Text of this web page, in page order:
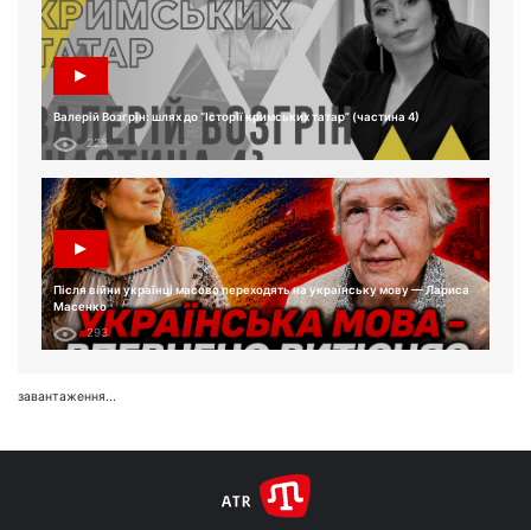
Валерій Возгрін: шлях до “Історії кримських татар” (частина 4)
225
Після війни українці масово переходять на українську мову — Лариса
Масенко
293
завантаження...